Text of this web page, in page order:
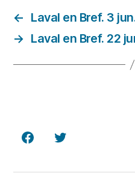
← Laval en Bref. 3
→ Laval en Bref. 22
FacebookTwitter